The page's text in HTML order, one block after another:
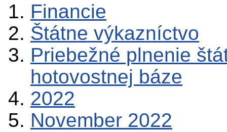
Financie
Štátne výkazníctvo
Priebežné plnenie
hotovostnej báze
2022
November 2022